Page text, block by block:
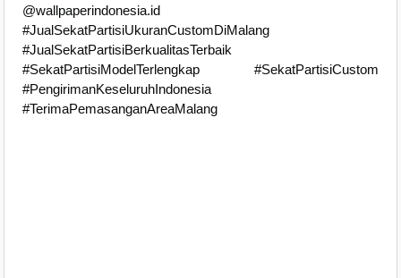
@wallpaperindonesia.id
#JualSekatPartisiUkuranCustomDiMalang
#JualSekatPartisiBerkualitasTerbaik
#SekatPartisiModelTerlengkap #SekatPartisiCustom
#PengirimanKeseluruhIndonesia
#TerimaPemasanganAreaMalang